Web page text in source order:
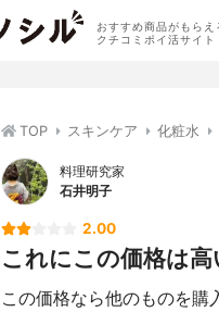
おすすめ商品がもらえ
クチコミポイ活サイト
TOP スキンケア 化粧水
料理研究家
石井明子
2.00
これにこの価格は
この価格なら他のものを購